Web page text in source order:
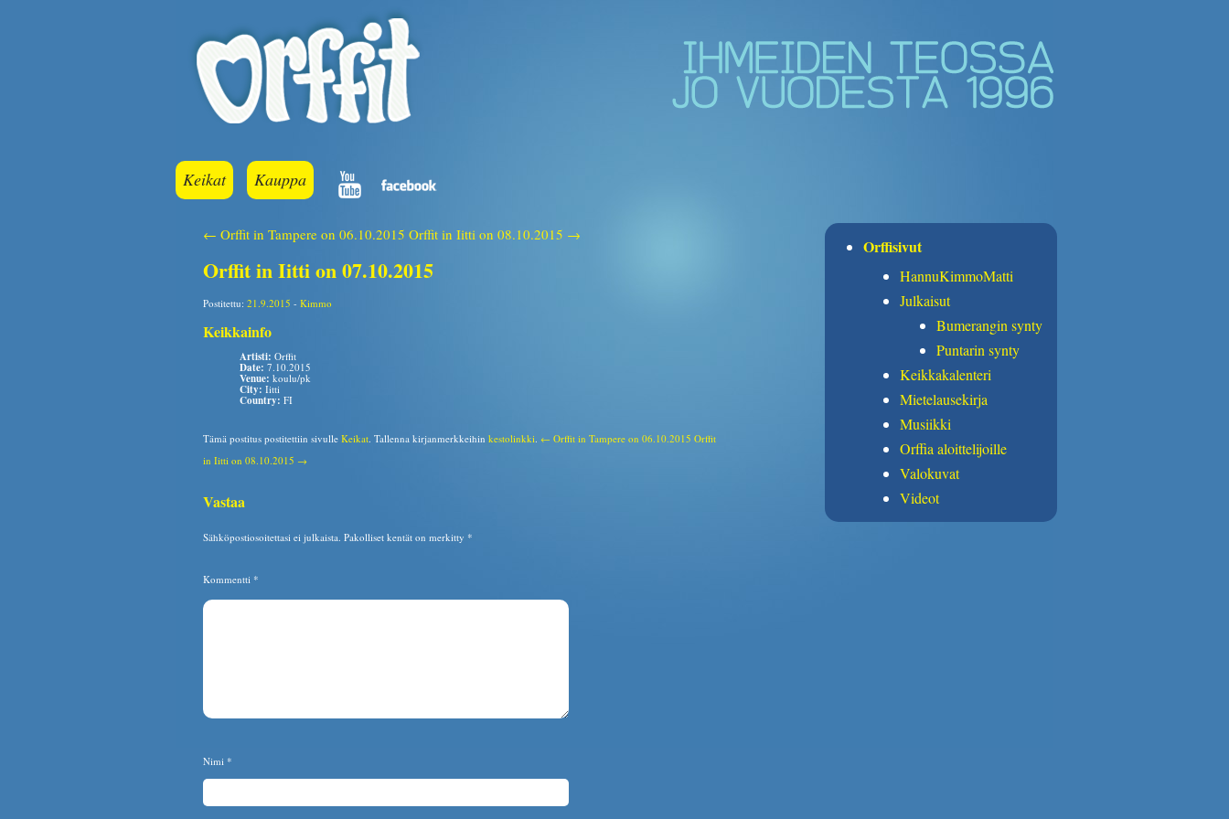
Keikat Kauppa
← Orffit in Tampere on 06.10.2015 Orffit in Iitti on 08.10.2015 →
Orffit in Iitti on 07.10.2015
Postitettu: 21.9.2015 - Kimmo
Keikkainfo
Artisti: Orffit
Date: 7.10.2015
Venue: koulu/pk
City: Iitti
Country: FI
Tämä postitus postitettiin sivulle Keikat. Tallenna kirjanmerkkeihin kestolinkki. ← Orffit in Tampere on 06.10.2015 Orffit
in Iitti on 08.10.2015 →
Vastaa
Sähköpostiosoitettasi ei julkaista. Pakolliset kentät on merkitty *
Kommentti *
Nimi *
Orffisivut
HannuKimmoMatti
Julkaisut
Bumerangin synty
Puntarin synty
Keikkakalenteri
Mietelausekirja
Musiikki
Orffia aloittelijoille
Valokuvat
Videot